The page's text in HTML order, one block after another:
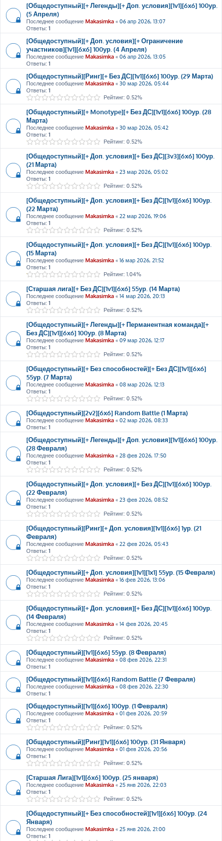
[Общедоступный][+ Легенды][+ Доп. условия][1v1][6x6] 100ур.
(5 Апреля)
Последнее сообщение Makasimka « 06 апр 2026, 13:07
Ответы: 1
[Общедоступный][+ Доп. условия][+ Ограничение
участников][1v1][6x6] 100ур. (4 Апреля)
Последнее сообщение Makasimka « 06 апр 2026, 13:05
Ответы: 1
[Общедоступный][Ринг][+ Без ДС][1v1][6x6] 100ур. (29 Марта)
Последнее сообщение Makasimka « 30 мар 2026, 05:44
Ответы: 1
Рейтинг: 0.52%
[Общедоступный][+ Monotype][+ Без ДС][1v1][6x6] 100ур. (28
Марта)
Последнее сообщение Makasimka « 30 мар 2026, 05:42
Ответы: 1
Рейтинг: 0.52%
[Общедоступный][+ Доп. условия][+ Без ДС][3v3][6x6] 100ур.
(21 Марта)
Последнее сообщение Makasimka « 23 мар 2026, 05:02
Ответы: 1
Рейтинг: 0.52%
[Общедоступный][+ Доп. условия][+ Без ДС][1v1][6x6] 100ур.
(22 Марта)
Последнее сообщение Makasimka « 22 мар 2026, 19:06
Ответы: 1
Рейтинг: 0.52%
[Общедоступный][+ Доп. условия][+ Без ДС][1v1][6x6] 100ур.
(15 Марта)
Последнее сообщение Makasimka « 16 мар 2026, 21:52
Ответы: 1
Рейтинг: 1.04%
[Старшая лига][+ Без ДС][1v1][6x6] 55ур. (14 Марта)
Последнее сообщение Makasimka « 14 мар 2026, 20:13
Ответы: 1
Рейтинг: 0.52%
[Общедоступный][+ Легенды][+ Перманентная команда][+
Без ДС][1v1][6x6] 100ур. (8 Марта)
Последнее сообщение Makasimka « 09 мар 2026, 12:17
Ответы: 1
Рейтинг: 0.52%
[Общедоступный][+ Без способностей][+ Без ДС][1v1][6x6]
55ур. (7 Марта)
Последнее сообщение Makasimka « 08 мар 2026, 12:13
Ответы: 1
Рейтинг: 0.52%
[Общедоступный][2v2][6x6] Random Battle (1 Марта)
Последнее сообщение Makasimka « 02 мар 2026, 08:33
Ответы: 1
[Общедоступный][+ Легенды][+ Доп. условия][1v1][6x6] 100ур.
(28 Февраля)
Последнее сообщение Makasimka « 28 фев 2026, 17:50
Ответы: 1
Рейтинг: 0.52%
[Общедоступный][+ Доп. условия][+ Без ДС][1v1][6x6] 100ур.
(22 Февраля)
Последнее сообщение Makasimka « 23 фев 2026, 08:52
Ответы: 1
Рейтинг: 0.52%
[Общедоступный][Ринг][+ Доп. условия][1v1][6x6] 1ур. (21
Февраля)
Последнее сообщение Makasimka « 22 фев 2026, 05:43
Ответы: 1
Рейтинг: 0.52%
[Общедоступный][+ Доп. условия][1v1][1x1] 55ур. (15 Февраля)
Последнее сообщение Makasimka « 16 фев 2026, 13:06
Ответы: 1
Рейтинг: 0.52%
[Общедоступный][+ Доп. условия][+ Без ДС][1v1][6x6] 100ур.
(14 Февраля)
Последнее сообщение Makasimka « 14 фев 2026, 20:45
Ответы: 1
Рейтинг: 0.52%
[Общедоступный][1v1][6x6] 55ур. (8 Февраля)
Последнее сообщение Makasimka « 08 фев 2026, 22:31
Ответы: 1
[Общедоступный][1v1][6x6] Random Battle (7 Февраля)
Последнее сообщение Makasimka « 08 фев 2026, 22:30
Ответы: 1
[Общедоступный][1v1][6x6] 100ур. (1 Февраля)
Последнее сообщение Makasimka « 01 фев 2026, 20:59
Ответы: 1
Рейтинг: 0.52%
[Общедоступный][Ринг][1v1][6x6] 100ур. (31 Января)
Последнее сообщение Makasimka « 01 фев 2026, 20:56
Ответы: 1
Рейтинг: 0.52%
[Старшая Лига][1v1][6x6] 100ур. (25 января)
Последнее сообщение Makasimka « 25 янв 2026, 22:03
Ответы: 1
Рейтинг: 0.52%
[Общедоступный][+ Без способностей][1v1][6x6] 100ур. (24
Января)
Последнее сообщение Makasimka « 25 янв 2026, 21:00
Ответы: 1